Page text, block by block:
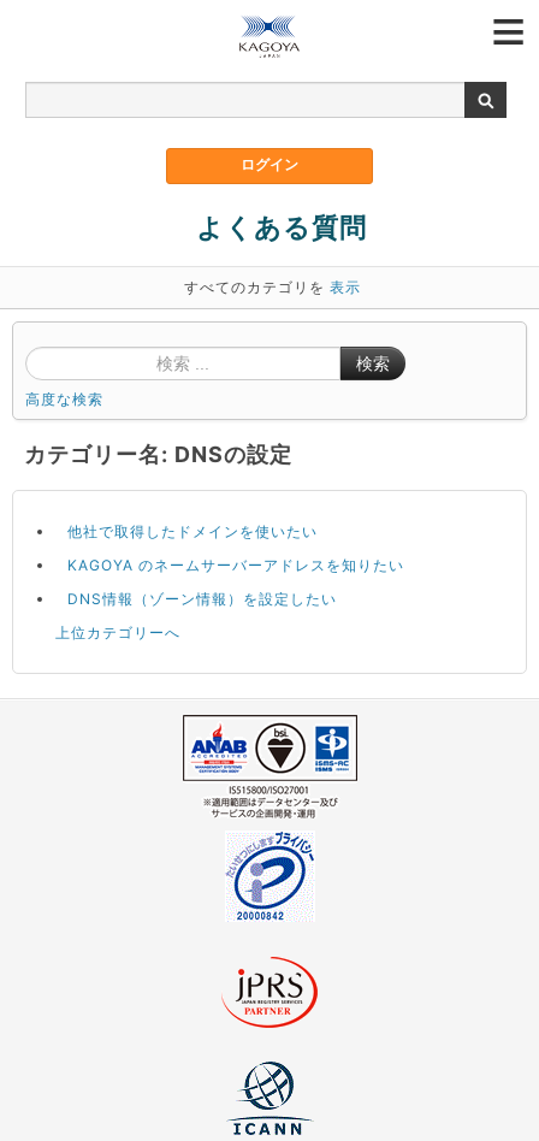
よくある質問
すべてのカテゴリを 表示
検索
高度な検索
カテゴリー名: DNSの設定
他社で取得したドメインを使いたい
KAGOYA のネームサーバーアドレスを知りたい
DNS情報（ゾーン情報）を設定したい
上位カテゴリーへ